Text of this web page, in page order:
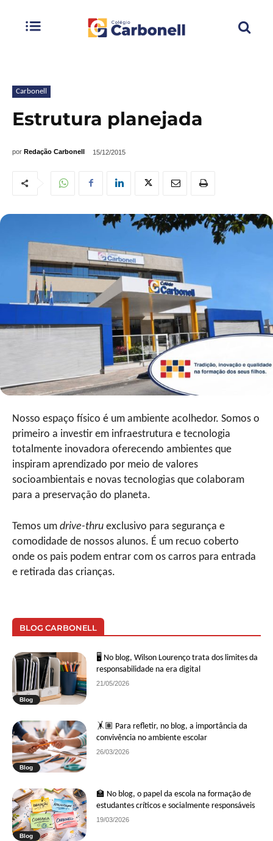
Carbonell
Estrutura planejada
por Redação Carbonell 15/12/2015
Nosso espaço físico é um ambiente acolhedor. Somos o
primeiro a investir em infraestrutura e tecnologia
totalmente inovadora oferecendo ambientes que
inspiram aprendizado por meio de valores
socioambientais e novas tecnologias que colaboram
para a preservação do planeta.
Temos um drive-thru exclusivo para segurança e
comodidade de nossos alunos. É um recuo coberto
onde os pais podem entrar com os carros para entrada
e retirada das crianças.
BLOG CARBONELL
Blog
🖥 No blog, Wilson Lourenço trata dos limites da
responsabilidade na era digital
21/05/2026
Blog
🤸🏽 Para refletir, no blog, a importância da
convivência no ambiente escolar
26/03/2026
Blog
🏫 No blog, o papel da escola na formação de
estudantes críticos e socialmente responsáveis
19/03/2026